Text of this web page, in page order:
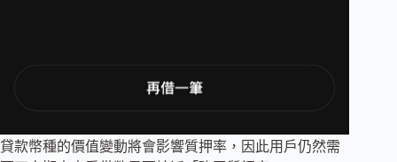
貸款幣種的價值變動將會影響質押率，因此用戶仍然需